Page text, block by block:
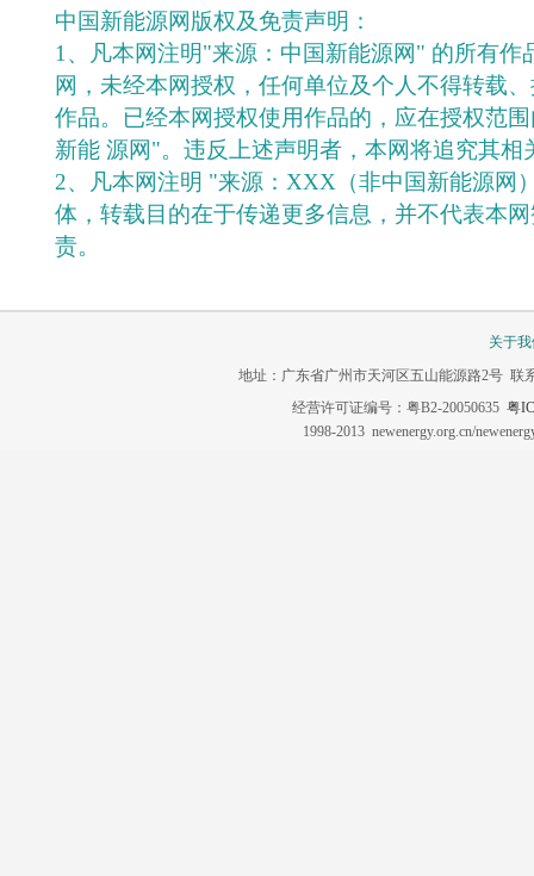
中国新能源网版权及免责声明：
1、凡本网注明"来源：中国新能源网" 的所有作
网，未经本网授权，任何单位及个人不得转载
作品。已经本网授权使用作品的，应在授权范
新能 源网"。违反上述声明者，本网将追究其相
2、凡本网注明 "来源：XXX（非中国新能源网
体，转载目的在于传递更多信息，并不代表本
责。
关于
地址：广东省广州市天河区五山能源路2号 联
经营许可证编号：粤B2-20050635 粤
1998-2013 newenergy.org.cn/